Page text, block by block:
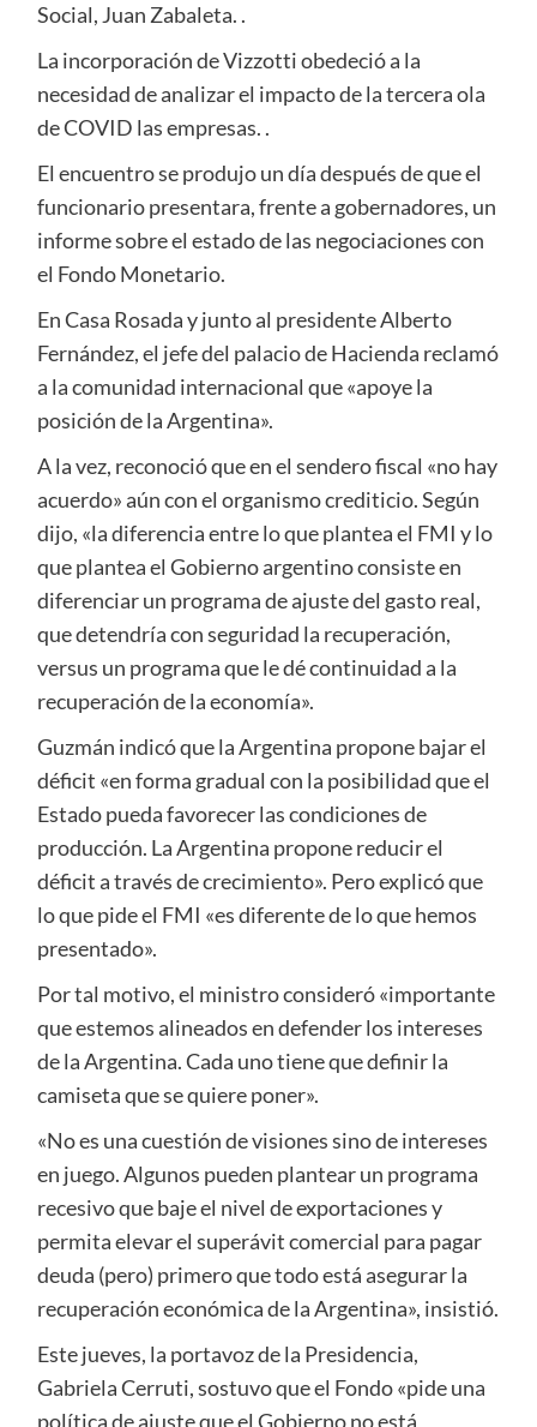
Social, Juan Zabaleta. .
La incorporación de Vizzotti obedeció a la
necesidad de analizar el impacto de la tercera ola
de COVID las empresas. .
El encuentro se produjo un día después de que el
funcionario presentara, frente a gobernadores, un
informe sobre el estado de las negociaciones con
el Fondo Monetario.
En Casa Rosada y junto al presidente Alberto
Fernández, el jefe del palacio de Hacienda reclamó
a la comunidad internacional que «apoye la
posición de la Argentina».
A la vez, reconoció que en el sendero fiscal «no hay
acuerdo» aún con el organismo crediticio. Según
dijo, «la diferencia entre lo que plantea el FMI y lo
que plantea el Gobierno argentino consiste en
diferenciar un programa de ajuste del gasto real,
que detendría con seguridad la recuperación,
versus un programa que le dé continuidad a la
recuperación de la economía».
Guzmán indicó que la Argentina propone bajar el
déficit «en forma gradual con la posibilidad que el
Estado pueda favorecer las condiciones de
producción. La Argentina propone reducir el
déficit a través de crecimiento». Pero explicó que
lo que pide el FMI «es diferente de lo que hemos
presentado».
Por tal motivo, el ministro consideró «importante
que estemos alineados en defender los intereses
de la Argentina. Cada uno tiene que definir la
camiseta que se quiere poner».
«No es una cuestión de visiones sino de intereses
en juego. Algunos pueden plantear un programa
recesivo que baje el nivel de exportaciones y
permita elevar el superávit comercial para pagar
deuda (pero) primero que todo está asegurar la
recuperación económica de la Argentina», insistió.
Este jueves, la portavoz de la Presidencia,
Gabriela Cerruti, sostuvo que el Fondo «pide una
política de ajuste que el Gobierno no está